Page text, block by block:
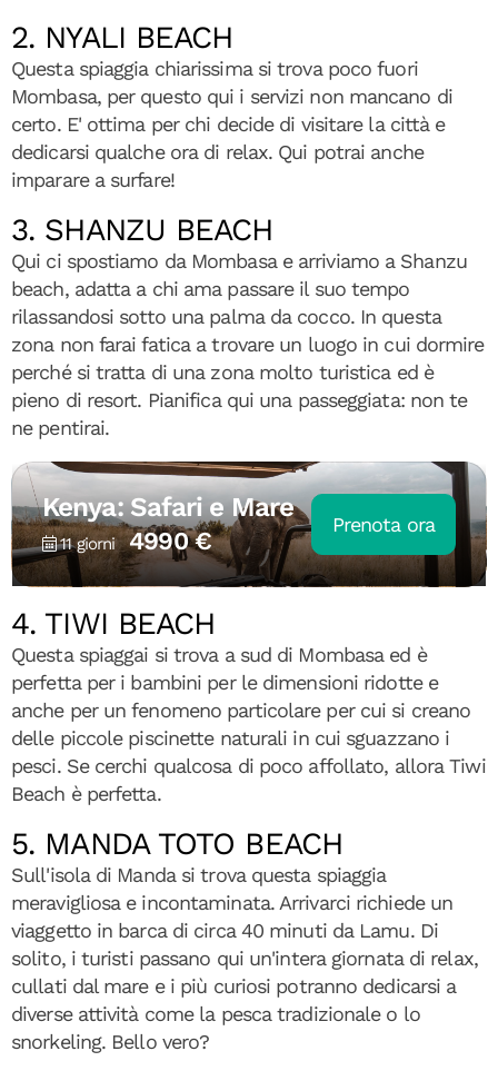
2. NYALI BEACH
Questa spiaggia chiarissima si trova poco fuori
Mombasa, per questo qui i servizi non mancano di
certo. E' ottima per chi decide di visitare la città e
dedicarsi qualche ora di relax. Qui potrai anche
imparare a surfare!
3. SHANZU BEACH
Qui ci spostiamo da Mombasa e arriviamo a Shanzu
beach, adatta a chi ama passare il suo tempo
rilassandosi sotto una palma da cocco. In questa
zona non farai fatica a trovare un luogo in cui dormire
perché si tratta di una zona molto turistica ed è
pieno di resort. Pianifica qui una passeggiata: non te
ne pentirai.
Kenya: Safari e Mare
11 giorni 4990 €
Prenota ora
4. TIWI BEACH
Questa spiaggai si trova a sud di Mombasa ed è
perfetta per i bambini per le dimensioni ridotte e
anche per un fenomeno particolare per cui si creano
delle piccole piscinette naturali in cui sguazzano i
pesci. Se cerchi qualcosa di poco affollato, allora Tiwi
Beach è perfetta.
5. MANDA TOTO BEACH
Sull'isola di Manda si trova questa spiaggia
meravigliosa e incontaminata. Arrivarci richiede un
viaggetto in barca di circa 40 minuti da Lamu. Di
solito, i turisti passano qui un'intera giornata di relax,
cullati dal mare e i più curiosi potranno dedicarsi a
diverse attività come la pesca tradizionale o lo
snorkeling. Bello vero?